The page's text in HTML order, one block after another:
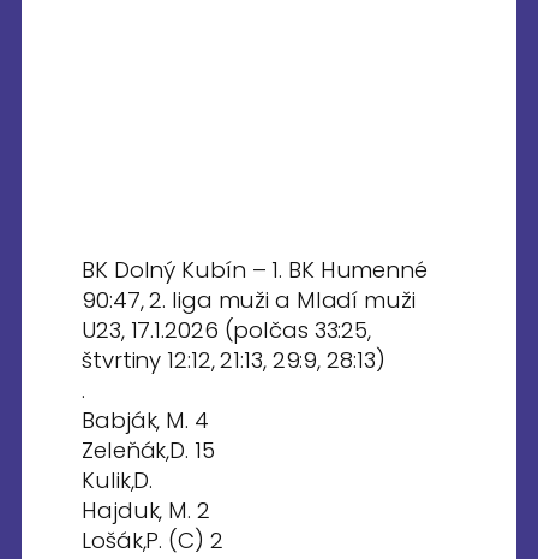
BK Dolný Kubín – 1. BK Humenné
90:47, 2. liga muži a Mladí muži
U23, 17.1.2026 (polčas 33:25,
štvrtiny 12:12, 21:13, 29:9, 28:13)
.
Babják, M. 4
Zeleňák,D. 15
Kulik,D.
Hajduk, M. 2
Lošák,P. (C) 2